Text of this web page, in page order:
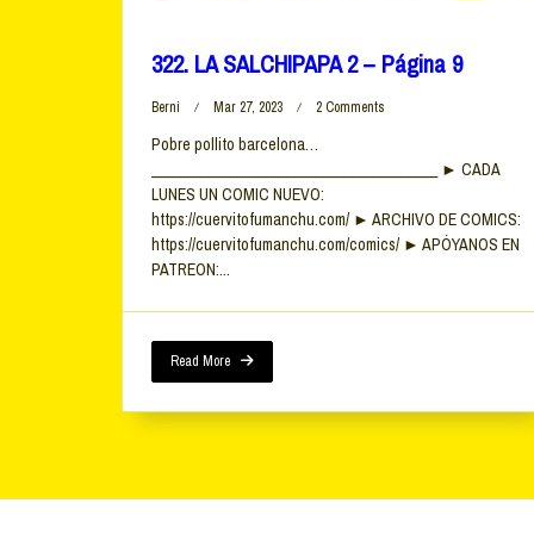
322. LA SALCHIPAPA 2 – Página 9
Berni Mar 27, 2023 2 Comments
SALCHIPAPA
–
Página
9
Pobre pollito barcelona…
________________________________________ ► CADA
LUNES UN COMIC NUEVO:
https://cuervitofumanchu.com/ ► ARCHIVO DE COMICS:
https://cuervitofumanchu.com/comics/ ► APÓYANOS EN
PATREON:...
Read More